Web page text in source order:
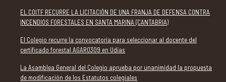
EL COITF RECURRE LA LICITACIÓN DE UNA FRANJA DE DEFENSA CONTRA
INCENDIOS FORESTALES EN SANTA MARINA (CANTABRIA)
El Colegio recurre la convocatoria para seleccionar al docente del
certificado forestal AGAR0309 en Udías
La Asamblea General del Colegio aprueba por unanimidad la propuesta
de modificación de los Estatutos colegiales